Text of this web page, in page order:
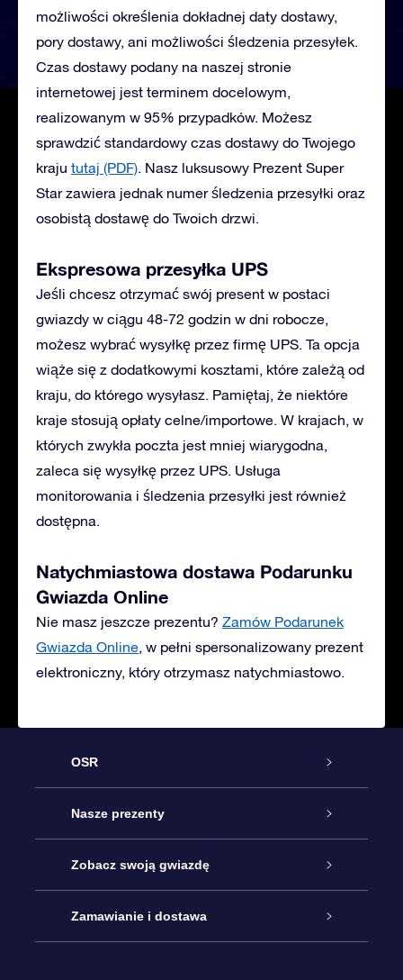
możliwości określenia dokładnej daty dostawy,
pory dostawy, ani możliwości śledzenia przesyłek.
Czas dostawy podany na naszej stronie
internetowej jest terminem docelowym,
realizowanym w 95% przypadków. Możesz
sprawdzić standardowy czas dostawy do Twojego
kraju tutaj (PDF). Nasz luksusowy Prezent Super
Star zawiera jednak numer śledzenia przesyłki oraz
osobistą dostawę do Twoich drzwi.
Ekspresowa przesyłka UPS
Jeśli chcesz otrzymać swój present w postaci
gwiazdy w ciągu 48-72 godzin w dni robocze,
możesz wybrać wysyłkę przez firmę UPS. Ta opcja
wiąże się z dodatkowymi kosztami, które zależą od
kraju, do którego wysyłasz. Pamiętaj, że niektóre
kraje stosują opłaty celne/importowe. W krajach, w
których zwykła poczta jest mniej wiarygodna,
zaleca się wysyłkę przez UPS. Usługa
monitorowania i śledzenia przesyłki jest również
dostępna.
Natychmiastowa dostawa Podarunku
Gwiazda Online
Nie masz jeszcze prezentu? Zamów Podarunek
Gwiazda Online, w pełni spersonalizowany prezent
elektroniczny, który otrzymasz natychmiastowo.
OSR
Obsługa
Kontakt
Blog
Nasze prezenty
Podarunek Gwiazda Online
Pakiet Podarunkowy OSR
Zobacz swoją gwiazdę
Rejestr Gwiazd
Zamawianie i dostawa